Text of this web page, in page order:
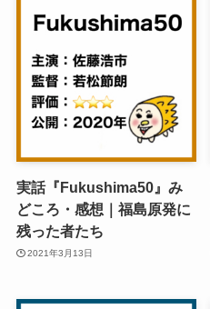
実話『Fukushima50』み
どころ・感想｜福島原発に
残った者たち
2021年3月13日